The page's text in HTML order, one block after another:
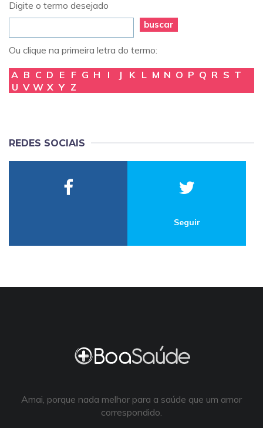
Digite o termo desejado
buscar
Ou clique na primeira letra do termo:
A B C D E F G H I J K L M N O P Q R S T
U V W X Y Z
REDES SOCIAIS
Seguir
Amai, porque nada melhor para a saúde que um amor
correspondido.